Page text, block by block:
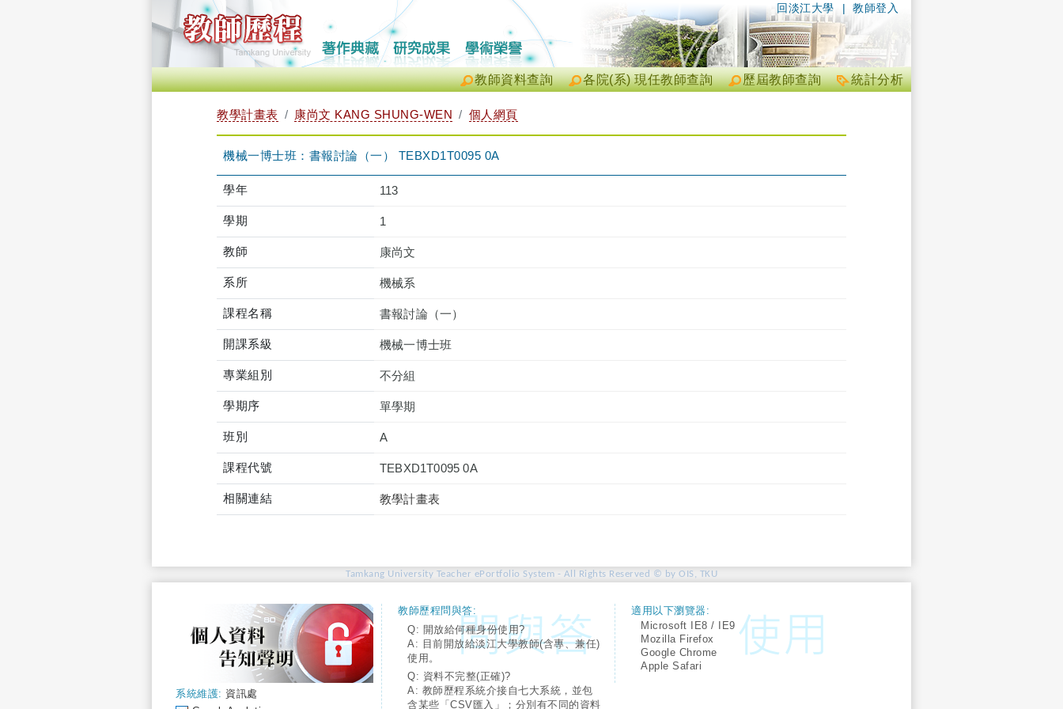
| 教師登入
回淡江大學
統計分析
歷屆教師查詢
各院(系) 現任教師查詢
教師資料查詢
教學計畫表 康尚文 KANG SHUNG-WEN 個人網頁
機械一博士班：書報討論（一） TEBXD1T0095 0A
學年 113
學期 1
教師 康尚文
系所 機械系
課程名稱 書報討論（一）
開課系級 機械一博士班
專業組別 不分組
學期序 單學期
班別 A
課程代號 TEBXD1T0095 0A
相關連結 教學計畫表
Tamkang University Teacher ePortfolio System - All Rights Reserved © by OIS, TKU
系統維護: 資訊處
教師歷程問與答:
Q: 開放給何種身份使用?
A: 目前開放給淡江大學教師(含專、兼任)
使用。
Q: 資料不完整(正確)?
A: 教師歷程系統介接自七大系統，並包
含某些「CSV匯入」；分別有不同的資料
適用以下瀏覽器:
Microsoft IE8 / IE9
Mozilla Firefox
Google Chrome
Apple Safari